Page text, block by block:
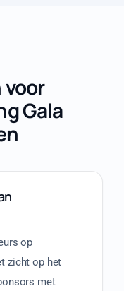
Gala
op
zicht op het
met